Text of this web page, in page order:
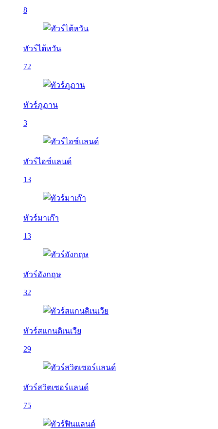
8
ทัวร์ไต้หวัน
72
ทัวร์ภูฏาน
3
ทัวร์ไอซ์แลนด์
13
ทัวร์มาเก๊า
13
ทัวร์อังกฤษ
32
ทัวร์สแกนดิเนเวีย
29
ทัวร์สวิตเซอร์แลนด์
75